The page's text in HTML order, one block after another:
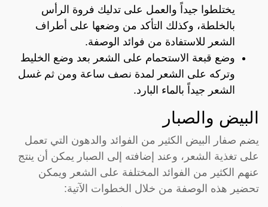
يختلطوا جيداً والعمل على تدليك فروة الرأس
بالخلطة، وكذلك التأكد من وضعها على أطراف
الشعر للاستفادة من فوائد الوصفة.
وضع قبعة الاستحمام على الشعر بعد وضع الخليط
وتركه على الشعر لمدة نصف ساعة ومن ثم غسل
الشعر جيداً بالماء البارد.
البيض والصبار
يضم صفار البيض الكثير من الفوائد والدهون التي تعمل
على تغذية الشعر، وعند إضافته إلى الصبار يمكن أن ينتج
عنهم الكثير من الفوائد المختلفة على الشعر ويمكن
تحضير هذه الوصفة من خلال الخطوات الآتية: